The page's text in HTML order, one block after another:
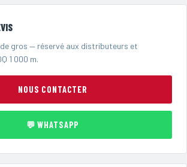
de gros — réservé aux distributeurs et
1 000 m.
NOUS CONTACTER
💬 WHATSAPP